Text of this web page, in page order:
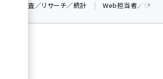
調査／リサーチ／統計 Web担当者／仕事